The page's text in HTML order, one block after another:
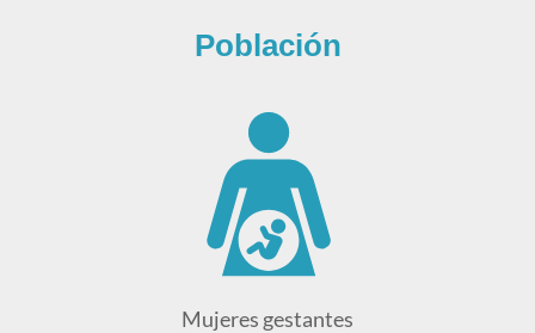
Población
Mujeres gestantes